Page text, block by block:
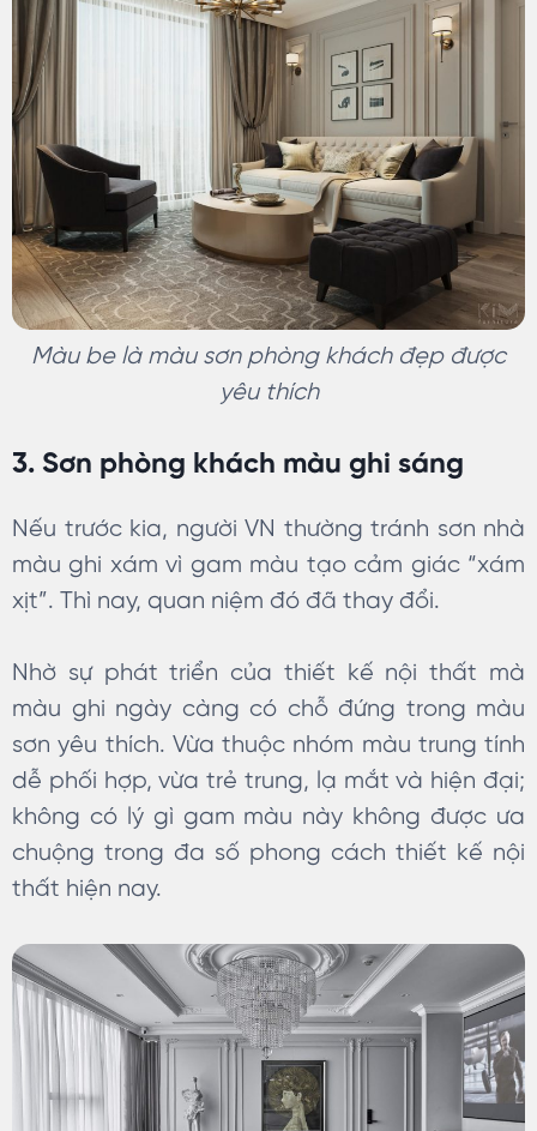
Màu be là màu sơn phòng khách đẹp được
yêu thích
3. Sơn phòng khách màu ghi sáng
Nếu trước kia, người VN thường tránh sơn nhà
màu ghi xám vì gam màu tạo cảm giác “xám
xịt”. Thì nay, quan niệm đó đã thay đổi.
Nhờ sự phát triển của thiết kế nội thất mà
màu ghi ngày càng có chỗ đứng trong màu
sơn yêu thích. Vừa thuộc nhóm màu trung tính
dễ phối hợp, vừa trẻ trung, lạ mắt và hiện đại;
không có lý gì gam màu này không được ưa
chuộng trong đa số phong cách thiết kế nội
thất hiện nay.